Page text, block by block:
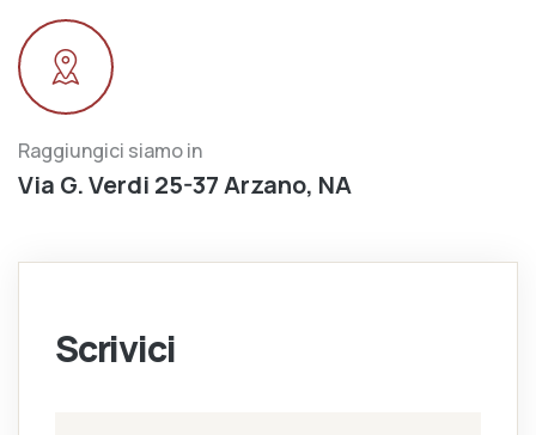
Raggiungici siamo in
Via G. Verdi 25-37 Arzano, NA
Scrivici